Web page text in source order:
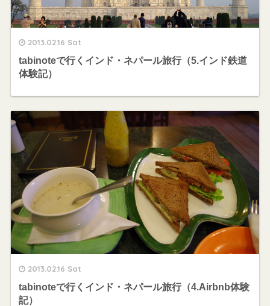
2013.02.16 Sat
tabinoteで行くインド・ネパール旅行（5.インド鉄道
体験記）
2013.02.16 Sat
tabinoteで行くインド・ネパール旅行（4.Airbnb体験
記）